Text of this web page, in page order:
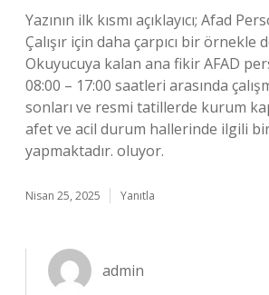
Yazının ilk kısmı açıklayıcı; Afad
Çalışır için daha çarpıcı bir örnekle
Okuyucuya kalan ana fikir AFAD
08:00 – 17:00 saatleri arasında
sonları ve resmi tatillerde kurum
afet ve acil durum hallerinde ilgili
yapmaktadır. oluyor.
Nisan 25, 2025 Yanıtla
admin